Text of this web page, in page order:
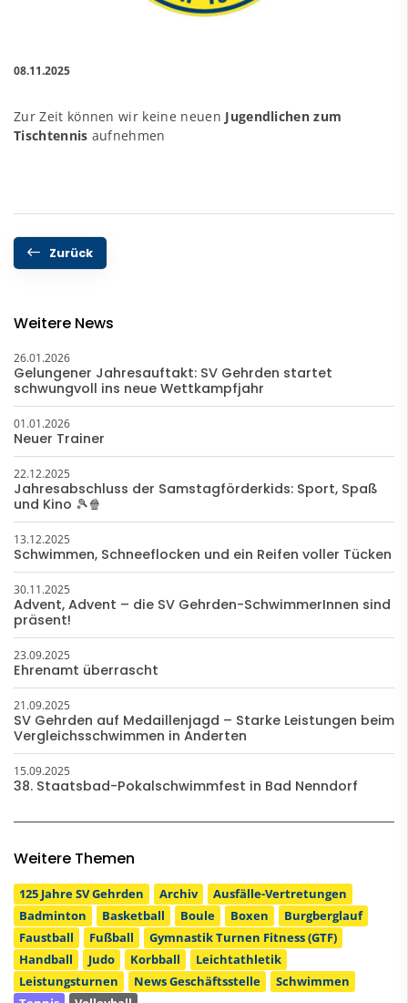
08.11.2025
Zur Zeit können wir keine neuen Jugendlichen zum
Tischtennis aufnehmen
Zurück
Weitere News
26.01.2026
Gelungener Jahresauftakt: SV Gehrden startet
schwungvoll ins neue Wettkampfjahr
01.01.2026
Neuer Trainer
22.12.2025
Jahresabschluss der Samstagförderkids: Sport, Spaß
und Kino 🎾🍿
13.12.2025
Schwimmen, Schneeflocken und ein Reifen voller Tücken
30.11.2025
Advent, Advent – die SV Gehrden-SchwimmerInnen sind
präsent!
23.09.2025
Ehrenamt überrascht
21.09.2025
SV Gehrden auf Medaillenjagd – Starke Leistungen beim
Vergleichsschwimmen in Anderten
15.09.2025
38. Staatsbad-Pokalschwimmfest in Bad Nenndorf
Weitere Themen
125 Jahre SV Gehrden Archiv
Ausfälle-Vertretungen
Badminton
Basketball Boule Boxen
Burgberglauf
Faustball
Fußball
Gymnastik Turnen Fitness (GTF)
Handball
Judo Korbball
Leichtathletik
Leistungsturnen
News Geschäftsstelle
Schwimmen